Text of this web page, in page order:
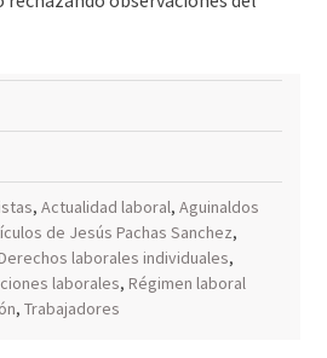
, Actualidad laboral, Aguinaldos
de Jesús Pachas Sanchez,
laborales individuales,
laborales, Régimen laboral
, Trabajadores